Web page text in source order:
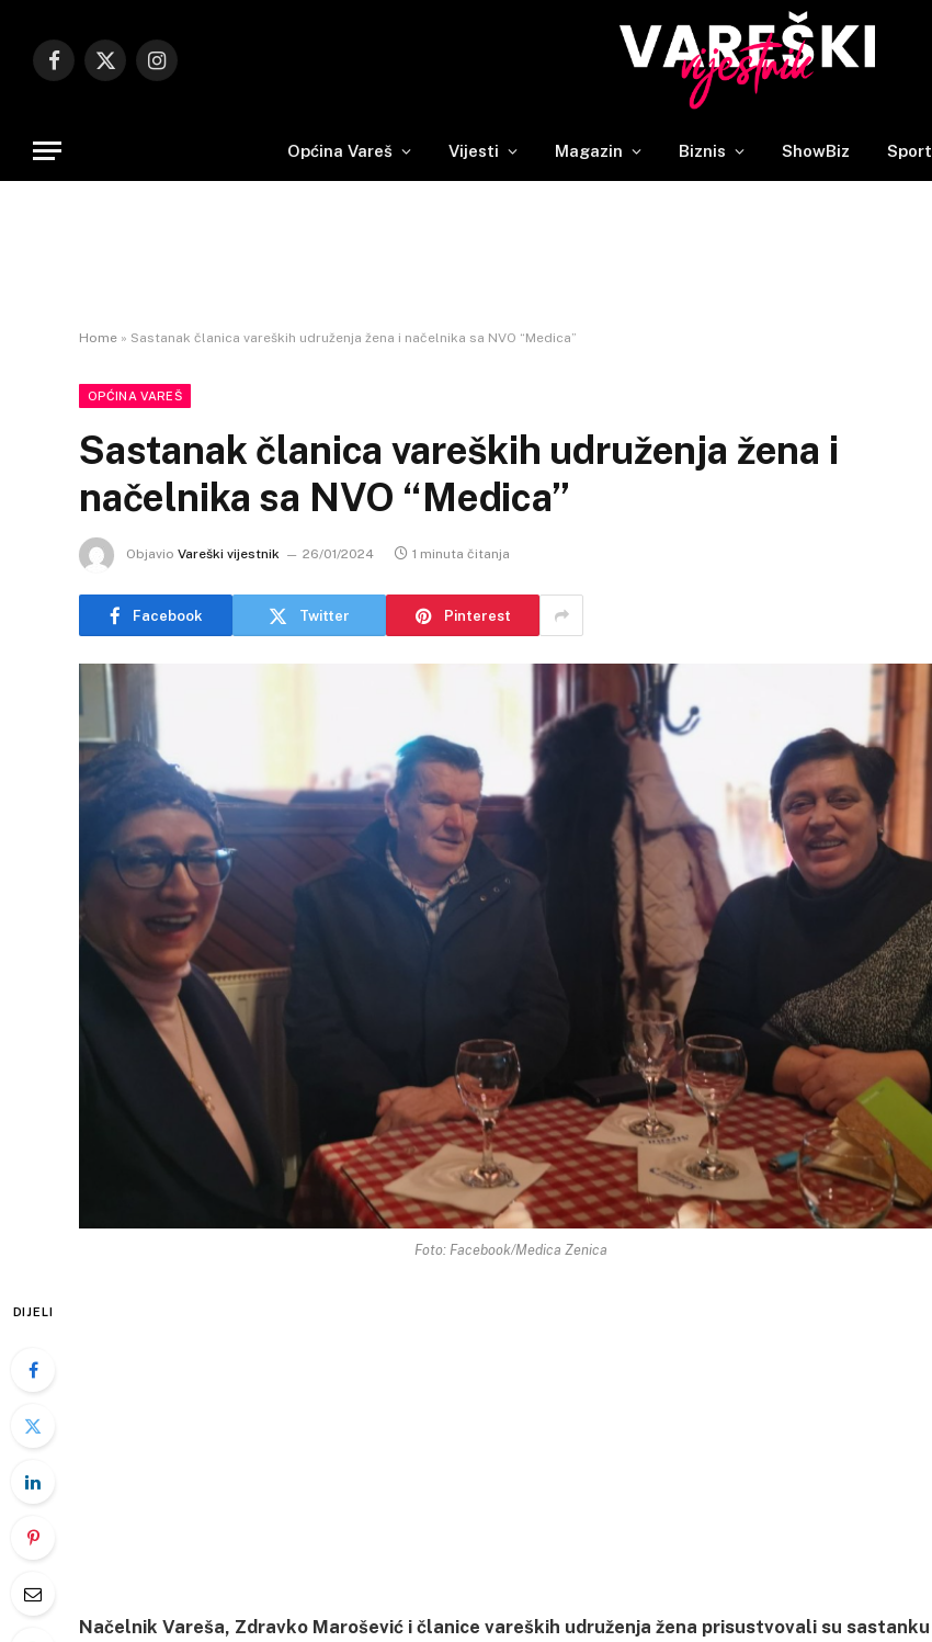
Facebook
X
Instagram
Općina Vareš Vijesti Magazin Biznis ShowBiz Sport
Home » Sastanak članica vareških udruženja žena i načelnika sa NVO “Medica”
OPĆINA VAREŠ
Sastanak članica vareških udruženja žena i
načelnika sa NVO “Medica”
Objavio Vareški vijestnik 26/01/2024 1 minuta čitanja
Facebook Twitter Pinterest
Foto: Facebook/Medica Zenica
DIJELI
Načelnik Vareša, Zdravko Marošević i članice vareških udruženja žena prisustvovali su sastanku